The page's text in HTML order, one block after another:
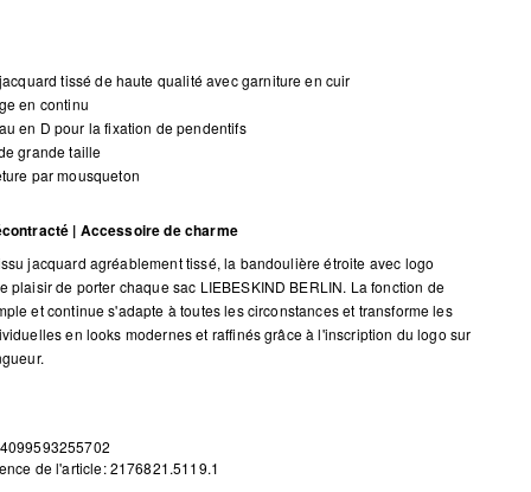
tissé de haute qualité avec garniture en cuir
en continu
en D pour la fixation de pendentifs
grande taille
par mousqueton
| Accessoire de charme
jacquard agréablement tissé, la bandoulière étroite avec logo
plaisir de porter chaque sac LIEBESKIND BERLIN. La fonction de
et continue s'adapte à toutes les circonstances et transforme les
en looks modernes et raffinés grâce à l'inscription du logo sur
de l'article: 2176821.5119.1